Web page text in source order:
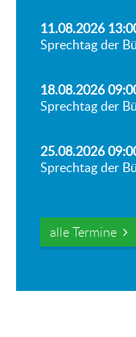
11.08.2026
Sprechtag der
18.08.2026
Sprechtag der
25.08.2026
Sprechtag der
alle Termine